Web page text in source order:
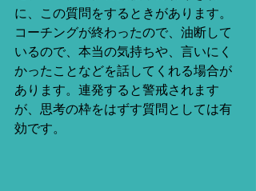
に、この質問をするときがあります。
コーチングが終わったので、油断して
いるので、本当の気持ちや、言いにく
かったことなどを話してくれる場合が
あります。連発すると警戒されます
が、思考の枠をはずす質問としては有
効です。